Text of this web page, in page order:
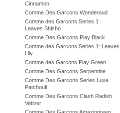
Cinnamon
Comme Des Garcons Wonderoud
Comme des Garcons Series 1 :
Leaves Shisho
Comme Des Garcons Play Black
Comme des Garcons Series 1: Leaves
Lily
Comme des Garcons Play Green
Comme Des Garcons Serpentine
Comme Des Garcons Series Luxe
Patchouli
Comme Des Garcons Clash Radish
Vetiver